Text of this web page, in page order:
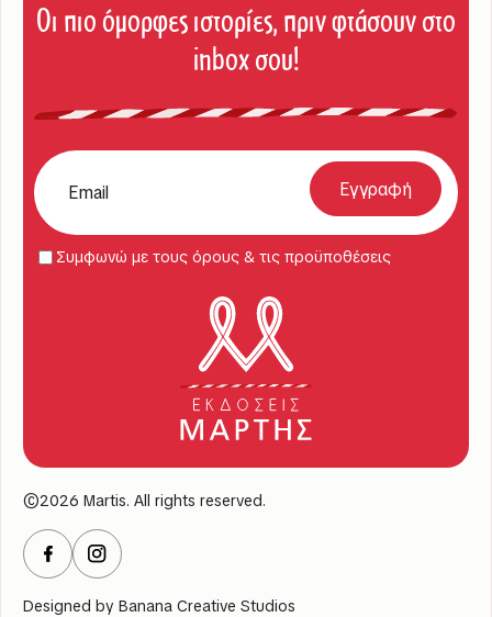
Οι πιο όμορφες ιστορίες, πριν φτάσουν στο
inbox σου!
Συμφωνώ με τους όρους & τις προϋποθέσεις
©2026 Martis. All rights reserved.
Designed by Banana Creative Studios